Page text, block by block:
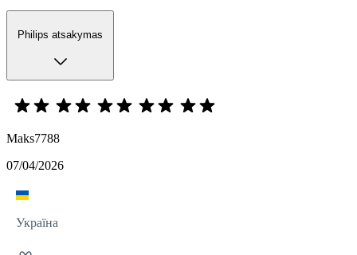
Philips atsakymas
Maks7788
07/04/2026
Україна